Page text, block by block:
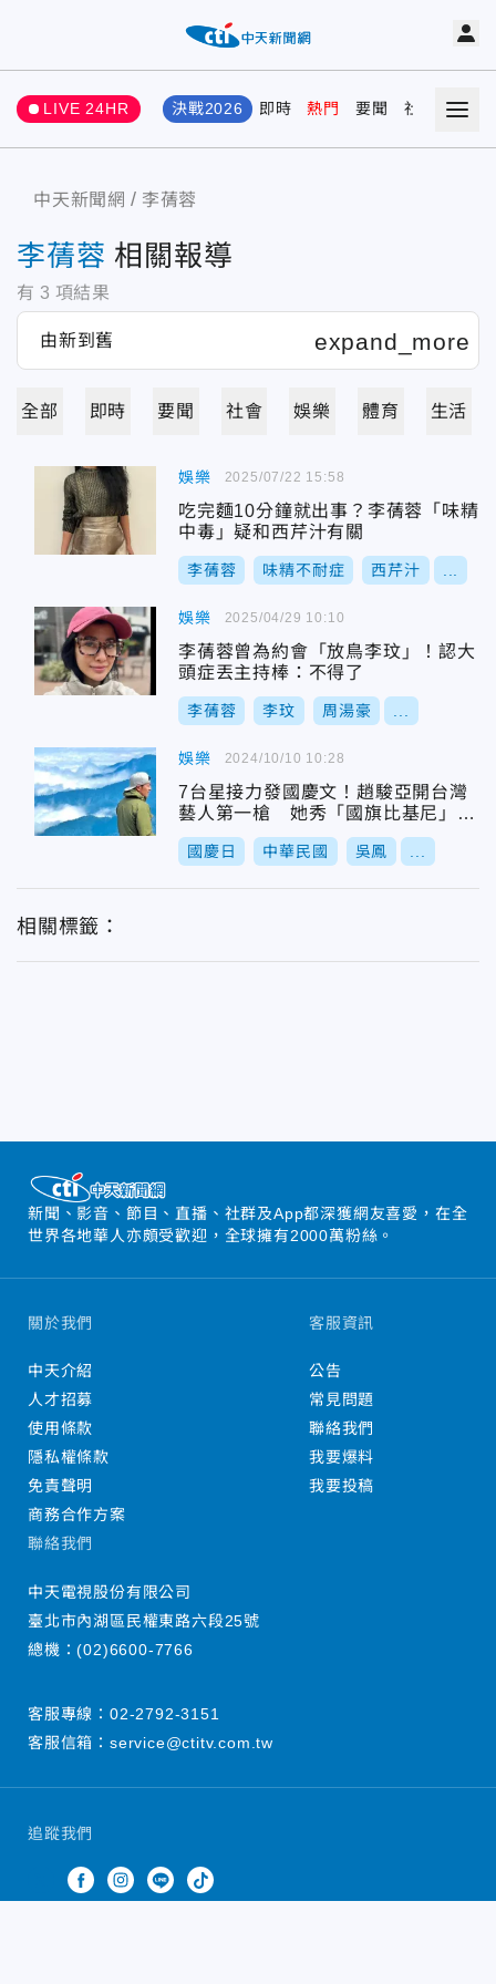
LIVE 24HR 決戰2026 即時 熱門 要聞 社會 娛樂
中天新聞網 李蒨蓉
李蒨蓉 相關報導
有 3 項結果
全部 即時 要聞 社會 娛樂 體育 生活
娛樂
吃完麵10分鐘就出事？李蒨蓉「味精
中毒」疑和西芹汁有關
李蒨蓉 味精不耐症 西芹汁
2025/07/22 15:58
娛樂
李蒨蓉曾為約會「放鳥李玟」！認大
頭症丟主持棒：不得了
李蒨蓉 李玟 周湯豪
2025/04/29 10:10
娛樂
7台星接力發國慶文！趙駿亞開台灣
藝人第一槍 她秀「國旗比基尼」超
吸睛
國慶日 中華民國 吳鳳
2024/10/10 10:28
相關標籤：
新聞、影音、節目、直播、社群及App都深獲網友喜愛，在全
世界各地華人亦頗受歡迎，全球擁有2000萬粉絲。
追蹤我們
關於我們
中天介紹
人才招募
使用條款
隱私權條款
免責聲明
商務合作方案
客服資訊
公告
常見問題
聯絡我們
我要爆料
我要投稿
聯絡我們
中天電視股份有限公司
臺北市內湖區民權東路六段25號
總機：(02)6600-7766
客服專線： 02-2792-3151
客服信箱： service@ctitv.com.tw